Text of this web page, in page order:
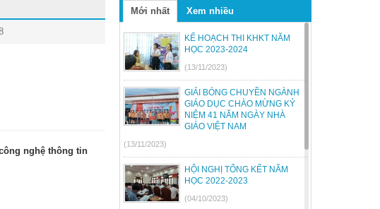
nghệ thông tin
Mới nhất Xem nhiều
KẾ HOẠCH THI KHKT NĂM
HỌC 2023-2024
(13/11/2023)
GIẢI BÓNG CHUYỀN NGÀNH
GIÁO DỤC CHÀO MỪNG KỶ
NIỆM 41 NĂM NGÀY NHÀ
GIÁO VIỆT NAM
(13/11/2023)
HỘI NGHỊ TỔNG KẾT NĂM
HỌC 2022-2023
(04/10/2023)